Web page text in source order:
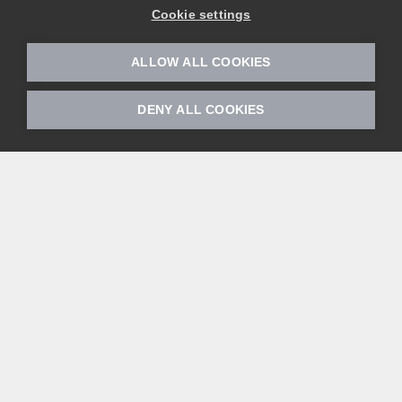
LinkedIn
Facebook
Cookie settings
ALLOW ALL COOKIES
DENY ALL COOKIES